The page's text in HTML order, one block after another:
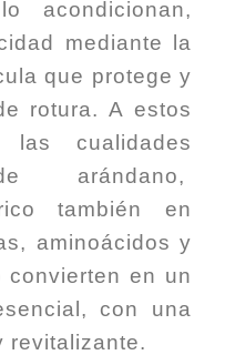
acondicionan,
mediante la
que protege y
rotura. A estos
cualidades
arándano,
también en
aminoácidos y
convierten en un
con una
revitalizante.